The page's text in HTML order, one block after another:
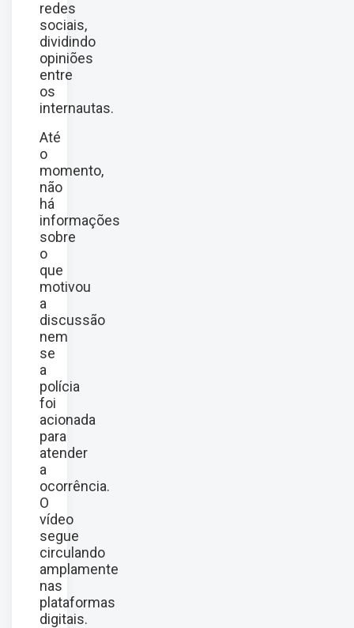
redes
sociais,
dividindo
opiniões
entre
os
internautas.
Até
o
momento,
não
há
informações
sobre
o
que
motivou
a
discussão
nem
se
a
polícia
foi
acionada
para
atender
a
ocorrência.
O
vídeo
segue
circulando
amplamente
nas
plataformas
digitais.